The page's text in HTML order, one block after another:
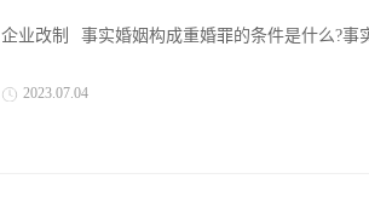
日关注
企业改制 事实婚姻构成重婚罪的条件是什么?事
2023.07.04